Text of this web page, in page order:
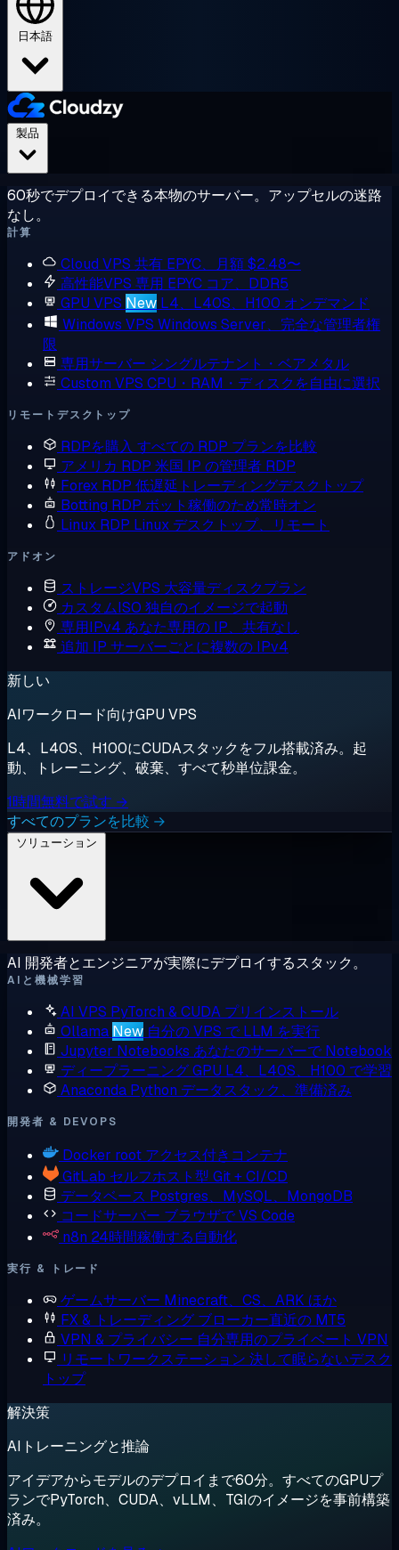
日本語
60秒でデプロイできる本物のサーバー。アップセルの迷路
なし。
計算
Cloud VPS 共有 EPYC、月額 $2.48〜
高性能VPS 専用 EPYC コア、DDR5
GPU VPS New L4、L40S、H100 オンデマンド
Windows VPS Windows Server、完全な管理者権
限
専用サーバー シングルテナント・ベアメタル
Custom VPS CPU・RAM・ディスクを自由に選択
リモートデスクトップ
RDPを購入 すべての RDP プランを比較
アメリカ RDP 米国 IP の管理者 RDP
Forex RDP 低遅延トレーディングデスクトップ
Botting RDP ボット稼働のため常時オン
Linux RDP Linux デスクトップ、リモート
アドオン
ストレージVPS 大容量ディスクプラン
カスタムISO 独自のイメージで起動
専用IPv4 あなた専用の IP、共有なし
追加 IP サーバーごとに複数の IPv4
新しい
AIワークロード向けGPU VPS
L4、L40S、H100にCUDAスタックをフル搭載済み。起
動、トレーニング、破棄、すべて秒単位課金。
1時間無料で試す →
すべてのプランを比較 →
AI 開発者とエンジニアが実際にデプロイするスタック。
AIと機械学習
AI VPS PyTorch & CUDA プリインストール
Ollama New 自分の VPS で LLM を実行
Jupyter Notebooks あなたのサーバーで Notebook
ディープラーニング GPU L4、L40S、H100 で学習
Anaconda Python データスタック、準備済み
開発者 & DEVOPS
Docker root アクセス付きコンテナ
GitLab セルフホスト型 Git + CI/CD
データベース Postgres、MySQL、MongoDB
コードサーバー ブラウザで VS Code
n8n 24時間稼働する自動化
実行 & トレード
ゲームサーバー Minecraft、CS、ARK ほか
FX & トレーディング ブローカー直近の MT5
VPN & プライバシー 自分専用のプライベート VPN
リモートワークステーション 決して眠らないデスク
トップ
解決策
AIトレーニングと推論
アイデアからモデルのデプロイまで60分。すべてのGPUプ
ランでPyTorch、CUDA、vLLM、TGIのイメージを事前構築
済み。